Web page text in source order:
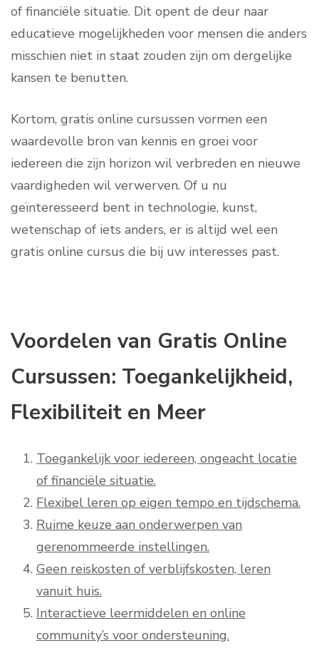
of financiële situatie. Dit opent de deur naar
educatieve mogelijkheden voor mensen die anders
misschien niet in staat zouden zijn om dergelijke
kansen te benutten.
Kortom, gratis online cursussen vormen een
waardevolle bron van kennis en groei voor
iedereen die zijn horizon wil verbreden en nieuwe
vaardigheden wil verwerven. Of u nu
geïnteresseerd bent in technologie, kunst,
wetenschap of iets anders, er is altijd wel een
gratis online cursus die bij uw interesses past.
Voordelen van Gratis Online
Cursussen: Toegankelijkheid,
Flexibiliteit en Meer
Toegankelijk voor iedereen, ongeacht locatie
of financiële situatie.
Flexibel leren op eigen tempo en tijdschema.
Ruime keuze aan onderwerpen van
gerenommeerde instellingen.
Geen reiskosten of verblijfskosten, leren
vanuit huis.
Interactieve leermiddelen en online
community’s voor ondersteuning.